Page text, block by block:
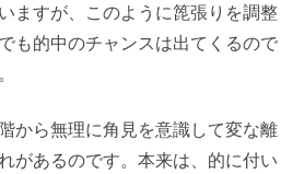
ますが、このように箆張りを調整
も的中のチャンスは出てくるので
から無理に角見を意識して変な離
があるのです。本来は、的に付い